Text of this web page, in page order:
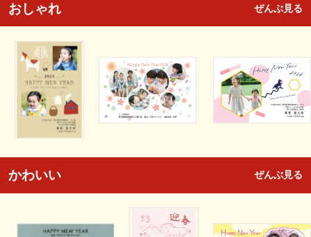
おしゃれ ぜんぶ見る
かわいい ぜんぶ見る